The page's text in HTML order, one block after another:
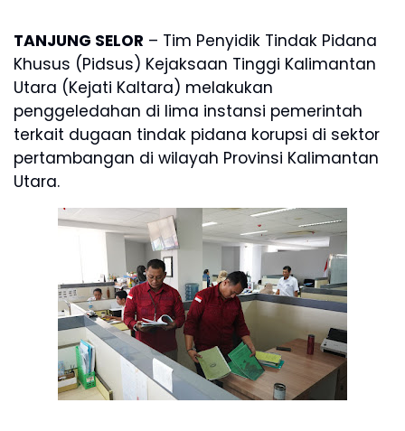
TANJUNG SELOR – Tim Penyidik Tindak Pidana
Khusus (Pidsus) Kejaksaan Tinggi Kalimantan
Utara (Kejati Kaltara) melakukan
penggeledahan di lima instansi pemerintah
terkait dugaan tindak pidana korupsi di sektor
pertambangan di wilayah Provinsi Kalimantan
Utara.